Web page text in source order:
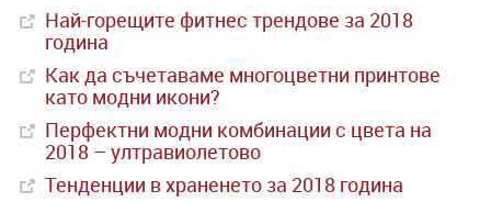
Най-горещите фитнес трендове за 2018
година
Как да съчетаваме многоцветни принтове
като модни икони?
Перфектни модни комбинации с цвета на
2018 – ултравиолетово
Тенденции в храненето за 2018 година